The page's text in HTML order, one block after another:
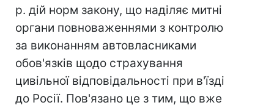
р. дій норм закону, що наділяє митні
органи повноваженнями з контролю
за виконанням автовласниками
обов'язків щодо страхування
цивільної відповідальності при в'їзді
до Росії. Пов'язано це з тим, що вже